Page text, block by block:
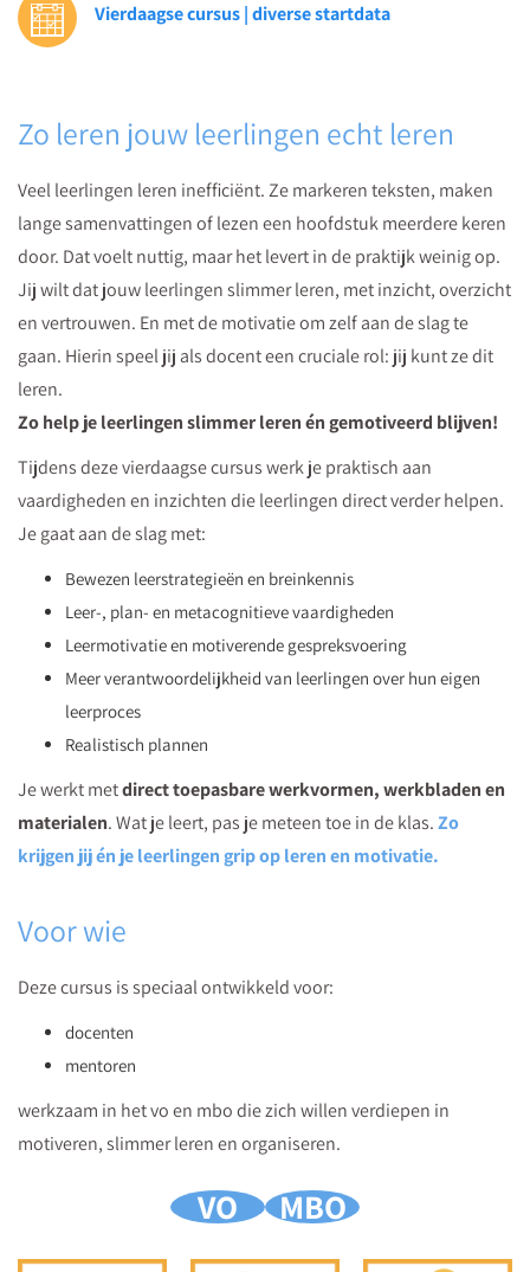
methode.
Lees
over
deze
gratis
whitepaper
Vierdaagse cursus | diverse startdata
Zo leren jouw leerlingen echt leren
Veel leerlingen leren inefficiënt. Ze markeren teksten, maken
lange samenvattingen of lezen een hoofdstuk meerdere keren
door. Dat voelt nuttig, maar het levert in de praktijk weinig op.
Jij wilt dat jouw leerlingen slimmer leren, met inzicht, overzicht
en vertrouwen. En met de motivatie om zelf aan de slag te
gaan. Hierin speel jij als docent een cruciale rol: jij kunt ze dit
leren.
Zo help je leerlingen slimmer leren én gemotiveerd blijven!
Tijdens deze vierdaagse cursus werk je praktisch aan
vaardigheden en inzichten die leerlingen direct verder helpen.
Je gaat aan de slag met:
Bewezen leerstrategieën en breinkennis
Leer-, plan- en metacognitieve vaardigheden
Leermotivatie en motiverende gespreksvoering
Meer verantwoordelijkheid van leerlingen over hun eigen
leerproces
Realistisch plannen
Je werkt metdirect toepasbare werkvormen, werkbladen en
materialen. Wat je leert, pas je meteen toe in de klas.Zo
krijgen jij én je leerlingen grip op leren en motivatie.
Voor wie
Deze cursus is speciaal ontwikkeld voor:
docenten
mentoren
werkzaam in het vo en mbo die zich willen verdiepen in
motiveren, slimmer leren en organiseren.
VO MBO